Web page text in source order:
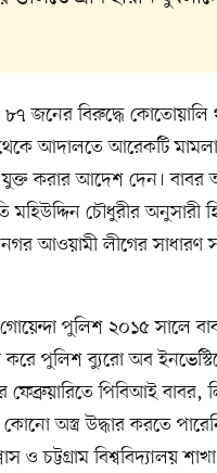
জনের বিরুদ্ধে কোতোয়ালি
আদালতে আরেকটি
করার আদেশ দেন। বাবর
মহিউদ্দিন চৌধুরীর অনুসারী
নগর আওয়ামী লীগের
পুলিশ ২০১৫ সালে
করে পুলিশ ব্যুরো অব
ফেব্রুয়ারিতে পিবিআই
অস্ত্র উদ্ধার করতে
ও চট্টগ্রাম বিশ্ববিদ্যালয়